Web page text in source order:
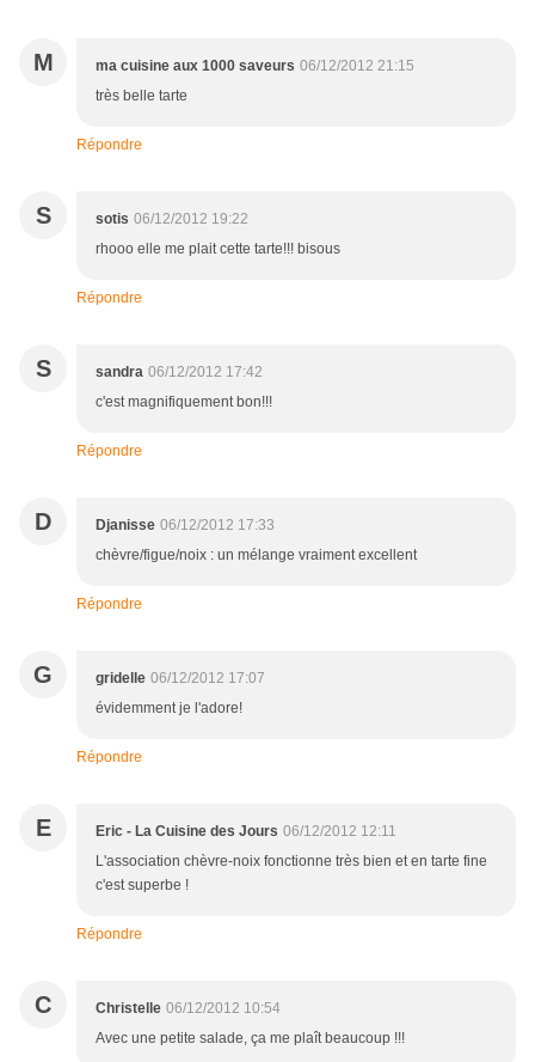
M ma cuisine aux 1000 saveurs 06/12/2012 21:15
très belle tarte
Répondre
S sotis 06/12/2012 19:22
rhooo elle me plait cette tarte!!! bisous
Répondre
S sandra 06/12/2012 17:42
c'est magnifiquement bon!!!
Répondre
D Djanisse 06/12/2012 17:33
chèvre/figue/noix : un mélange vraiment excellent
Répondre
G gridelle 06/12/2012 17:07
évidemment je l'adore!
Répondre
E Eric - La Cuisine des Jours 06/12/2012 12:11
L'association chèvre-noix fonctionne très bien et en tarte fine
c'est superbe !
Répondre
C Christelle 06/12/2012 10:54
Avec une petite salade, ça me plaît beaucoup !!!